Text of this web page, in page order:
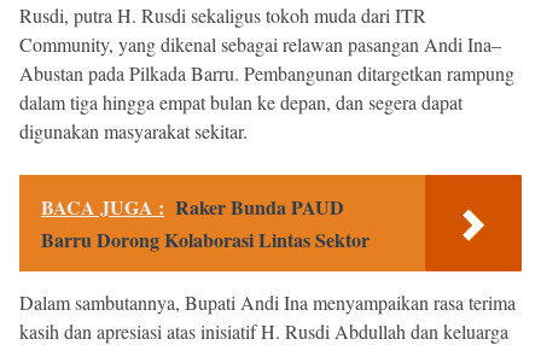
Rusdi, putra H. Rusdi sekaligus tokoh muda dari ITR
Community, yang dikenal sebagai relawan pasangan Andi Ina–
Abustan pada Pilkada Barru. Pembangunan ditargetkan rampung
dalam tiga hingga empat bulan ke depan, dan segera dapat
digunakan masyarakat sekitar.
BACA JUGA : Raker Bunda PAUD
Barru Dorong Kolaborasi Lintas Sektor
Dalam sambutannya, Bupati Andi Ina menyampaikan rasa terima
kasih dan apresiasi atas inisiatif H. Rusdi Abdullah dan keluarga